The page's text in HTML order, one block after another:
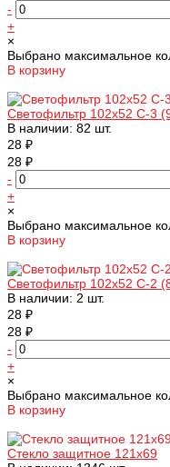
-
+
×
Выбрано максимальное
В корзину
Светофильтр 102х52 С-3
В наличии: 82 шт.
28 ₽
28 ₽
-
+
×
Выбрано максимальное
В корзину
Светофильтр 102х52 С-2
В наличии: 2 шт.
28 ₽
28 ₽
-
+
×
Выбрано максимальное
В корзину
Стекло защитное 121х69